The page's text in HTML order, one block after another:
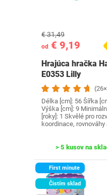
od € 9,19
€ 31,49
Hrajúca hračka
E0353 Lilly
Délka [cm]: 56 Šířka
Výška [cm]: 9
[roky]: 1 Skvělé pro
koordinace, rovnováhy
> 5 kusov na
First minute
Čistím sklad